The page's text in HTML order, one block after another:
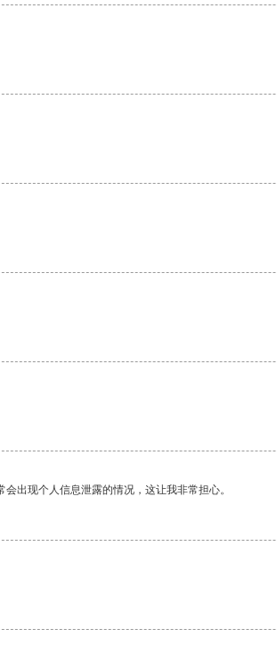
出现个人信息泄露的情况，这让我非常担心。